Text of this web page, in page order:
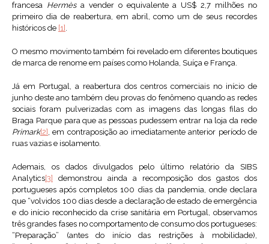
francesa Hermèsa vender o equivalente a US$ 2,7 milhões no
primeiro dia de reabertura, em abril, como um de seus recordes
históricos de [1] .
O mesmo movimento também foi revelado em diferentes boutiques
de marca de renome em países como Holanda, Suíça e França.
Já em Portugal, a reabertura dos centros comerciais no início de
junho deste ano também deu provas do fenômeno quando as redes
sociais foram pulverizadas com as imagens das longas filas do
Braga Parque para que as pessoas pudessem entrar na loja da rede
Primark[2] , em contraposição ao imediatamente anterior período de
ruas vazias e isolamento.
Ademais, os dados divulgados pelo último relatório da SIBS
Analytics[3]
demonstrou ainda a recomposição dos gastos dos
portugueses após completos 100 dias da pandemia, onde declara
que “volvidos 100 dias desde a declaração de estado de emergência
e do início reconhecido da crise sanitária em Portugal, observamos
três grandes fases no comportamento de consumo dos portugueses:
“Preparação” (antes do início das restrições à mobilidade),